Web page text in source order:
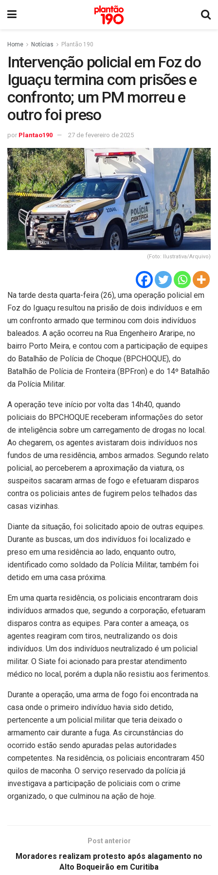
Home Notícias Plantão 190
Intervenção policial em Foz do
Iguaçu termina com prisões e
confronto; um PM morreu e
outro foi preso
por Plantao190 27 de fevereiro de 2025
(Foto: Ilustrativa/Arquivo)
Na tarde desta quarta-feira (26), uma operação policial em
Foz do Iguaçu resultou na prisão de dois indivíduos e em
um confronto armado que terminou com dois indivíduos
baleados. A ação ocorreu na Rua Engenheiro Araripe, no
bairro Porto Meira, e contou com a participação de equipes
do Batalhão de Polícia de Choque (BPCHOQUE), do
Batalhão de Polícia de Fronteira (BPFron) e do 14º Batalhão
da Polícia Militar.
A operação teve início por volta das 14h40, quando
policiais do BPCHOQUE receberam informações do setor
de inteligência sobre um carregamento de drogas no local.
Ao chegarem, os agentes avistaram dois indivíduos nos
fundos de uma residência, ambos armados. Segundo relato
policial, ao perceberem a aproximação da viatura, os
suspeitos sacaram armas de fogo e efetuaram disparos
contra os policiais antes de fugirem pelos telhados das
casas vizinhas.
Diante da situação, foi solicitado apoio de outras equipes.
Durante as buscas, um dos indivíduos foi localizado e
preso em uma residência ao lado, enquanto outro,
identificado como soldado da Polícia Militar, também foi
detido em uma casa próxima.
Em uma quarta residência, os policiais encontraram dois
indivíduos armados que, segundo a corporação, efetuaram
disparos contra as equipes. Para conter a ameaça, os
agentes reagiram com tiros, neutralizando os dois
indivíduos. Um dos indivíduos neutralizado é um policial
militar. O Siate foi acionado para prestar atendimento
médico no local, porém a dupla não resistiu aos ferimentos.
Durante a operação, uma arma de fogo foi encontrada na
casa onde o primeiro indivíduo havia sido detido,
pertencente a um policial militar que teria deixado o
armamento cair durante a fuga. As circunstâncias do
ocorrido estão sendo apuradas pelas autoridades
competentes. Na residência, os policiais encontraram 450
quilos de maconha. O serviço reservado da polícia já
investigava a participação de policiais com o crime
organizado, o que culminou na ação de hoje.
Post anterior
Moradores realizam protesto após alagamento no
Alto Boqueirão em Curitiba